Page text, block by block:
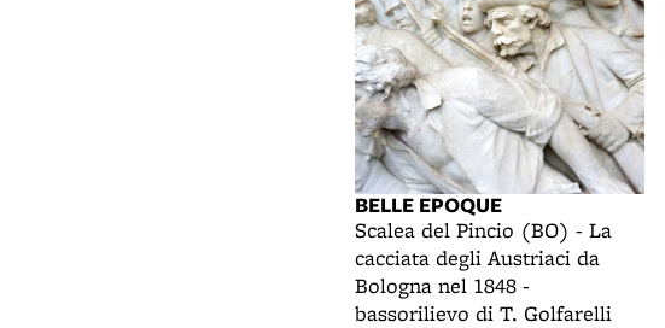
BELLE EPOQUE
Scalea del Pincio (BO) - La
cacciata degli Austriaci da
Bologna nel 1848 -
bassorilievo di T. Golfarelli